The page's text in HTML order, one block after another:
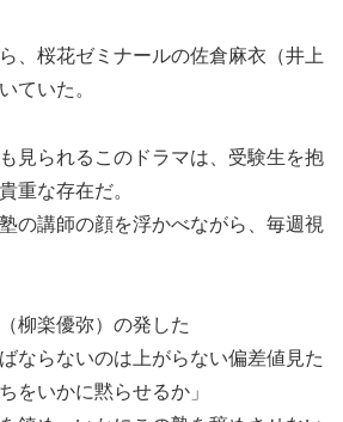
、桜花ゼミナールの佐倉麻衣（井上
ていた。
見られるこのドラマは、受験生を抱
重な存在だ。
の講師の顔を浮かべながら、毎週視
柳楽優弥）の発した
ならないのは上がらない偏差値見た
をいかに黙らせるか」